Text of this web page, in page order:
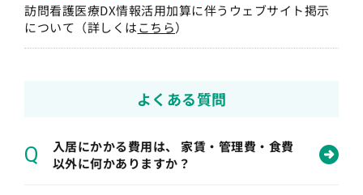
訪問看護医療DX情報活用加算に伴うウェブサイト掲示
について（詳しくはこちら）
よくある質問
Q
入居にかかる費用は、 家賃・管理費・食費
以外に何かありますか？